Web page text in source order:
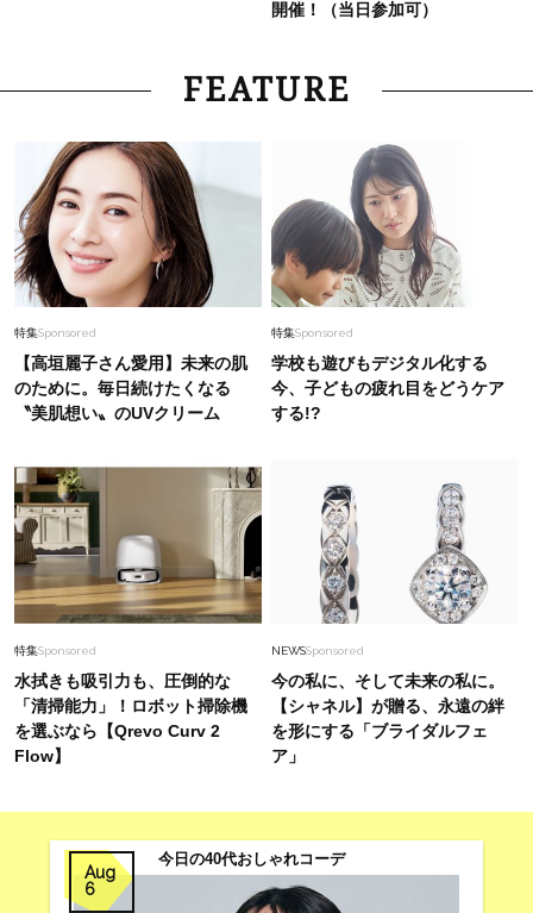
開催！（当日参加可）
FEATURE
特集Sponsored
【高垣麗子さん愛用】未来の肌
のために。毎日続けたくなる
〝美肌想い〟のUVクリーム
特集Sponsored
学校も遊びもデジタル化する
今、子どもの疲れ目をどうケア
する!?
特集Sponsored
水拭きも吸引力も、圧倒的な
「清掃能力」！ロボット掃除機
を選ぶなら【Qrevo Curv 2
Flow】
NEWSSponsored
今の私に、そして未来の私に。
【シャネル】が贈る、永遠の絆
を形にする「ブライダルフェ
ア」
Aug
6
今日の40代おしゃれコーデ